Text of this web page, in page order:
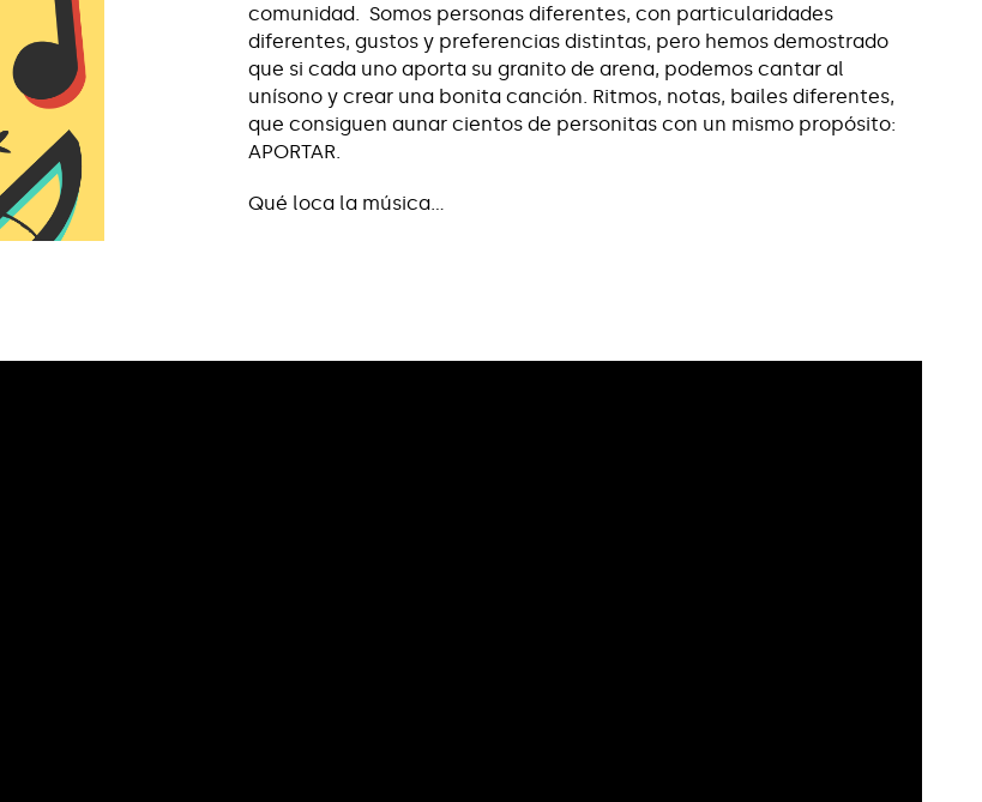
comunidad. Somos personas diferentes, con particularidades
diferentes, gustos y preferencias distintas, pero hemos demostrado
que si cada uno aporta su granito de arena, podemos cantar al
unísono y crear una bonita canción. Ritmos, notas, bailes diferentes,
que consiguen aunar cientos de personitas con un mismo propósito:
APORTAR.
Qué loca la música...